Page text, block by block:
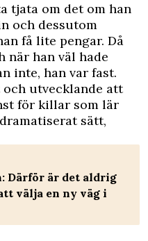
tjata om det om han
och dessutom
få lite pengar. Då
när han väl hade
inte, han var fast.
utvecklande att
för killar som lär
sätt,
Därför är det aldrig
välja en ny väg i